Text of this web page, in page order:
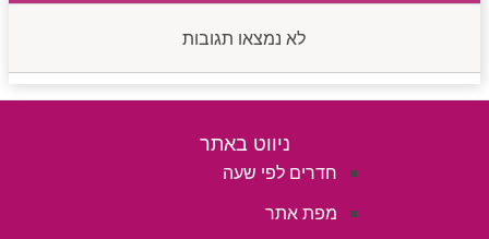
לא נמצאו תגובות
ניווט באתר
חדרים לפי שעה
מפת אתר